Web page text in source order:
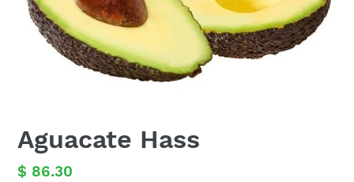
Aguacate Hass
Precio
$ 86.30